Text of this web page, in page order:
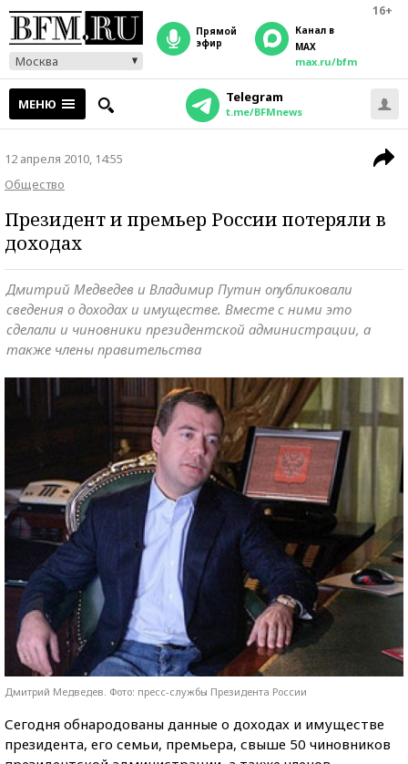
16+
Москва
прямой
эфир
Канал в
MAX
max.ru/bfm
МЕНЮ Telegram
t.me/BFMnews
12 апреля 2010, 14:55
Общество
Президент и премьер России потеряли в
доходах
Дмитрий Медведев и Владимир Путин опубликовали
сведения о доходах и имуществе. Вместе с ними это
сделали и чиновники президентской администрации, а
также члены правительства
Дмитрий Медведев. Фото: пресс-службы Президента России
Сегодня обнародованы данные о доходах и имуществе
президента, его семьи, премьера, свыше 50 чиновников